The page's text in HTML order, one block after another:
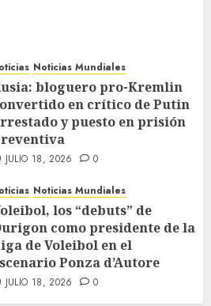
Noticias Mundiales
bloguero pro-Kremlin
en crítico de Putin
y puesto en prisión
JULIO 18, 2026 0
Noticias Mundiales
los “debuts” de
como presidente de la
de Voleibol en el
Ponza d’Autore
JULIO 18, 2026 0